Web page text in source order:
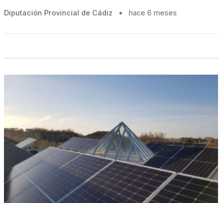
Diputación Provincial de Cádiz • hace 6 meses